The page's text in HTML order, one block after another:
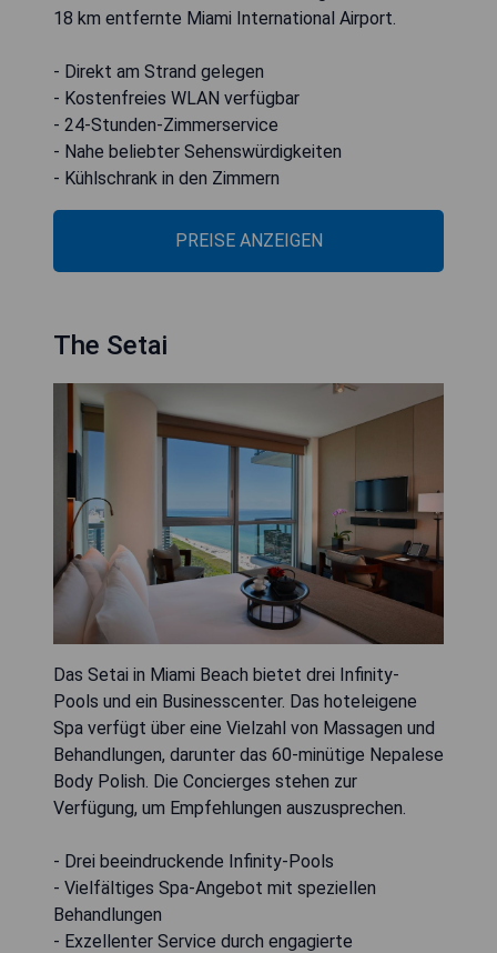
18 km entfernte Miami International Airport.
- Direkt am Strand gelegen
- Kostenfreies WLAN verfügbar
- 24-Stunden-Zimmerservice
- Nahe beliebter Sehenswürdigkeiten
- Kühlschrank in den Zimmern
PREISE ANZEIGEN
The Setai
Das Setai in Miami Beach bietet drei Infinity-
Pools und ein Businesscenter. Das hoteleigene
Spa verfügt über eine Vielzahl von Massagen und
Behandlungen, darunter das 60-minütige Nepalese
Body Polish. Die Concierges stehen zur
Verfügung, um Empfehlungen auszusprechen.
- Drei beeindruckende Infinity-Pools
- Vielfältiges Spa-Angebot mit speziellen
Behandlungen
- Exzellenter Service durch engagierte